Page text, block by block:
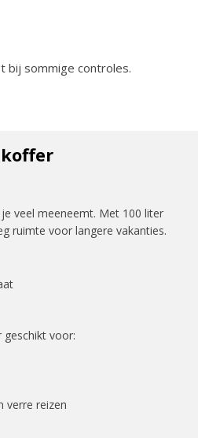
bij sommige controles.
veel meeneemt. Met 100 liter
ruimte voor langere vakanties.
geschikt voor:
verre reizen